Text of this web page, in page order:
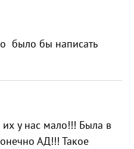
было бы написать
их у нас мало!!! Была в
АД!!! Такое